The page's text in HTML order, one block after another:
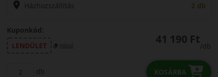
Házhozszállítás 2 db
Kuponkód:
LENDÜLET
másol 41 190 Ft
/db
db KOSÁRBA